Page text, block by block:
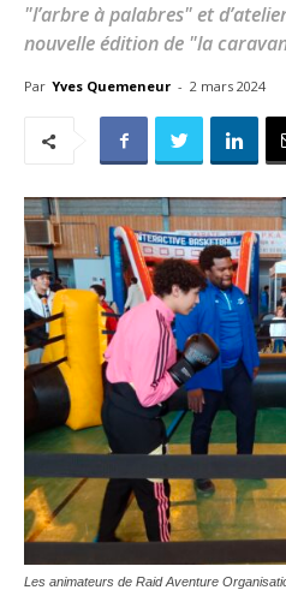
"l’arbre à palabres" et
nouvelle édition de "la
Par Yves Quemeneur - 2 mars 2024
Les animateurs de Raid Aventure